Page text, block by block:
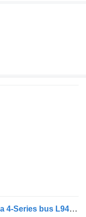
Culbutor (balansier) supapă Scania 4-Series bus L94 (01.96-12.06) 1401294 387778 pentru cap tractor Scania 4-series bus (1995-2006)